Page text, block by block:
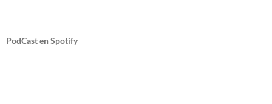
PodCast en Spotify